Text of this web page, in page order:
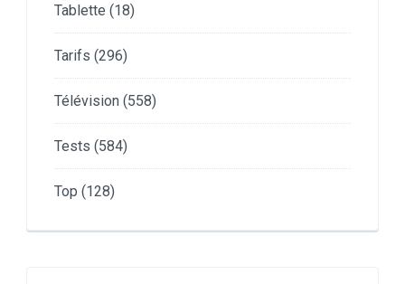
Tablette (18)
Tarifs (296)
Télévision (558)
Tests (584)
Top (128)